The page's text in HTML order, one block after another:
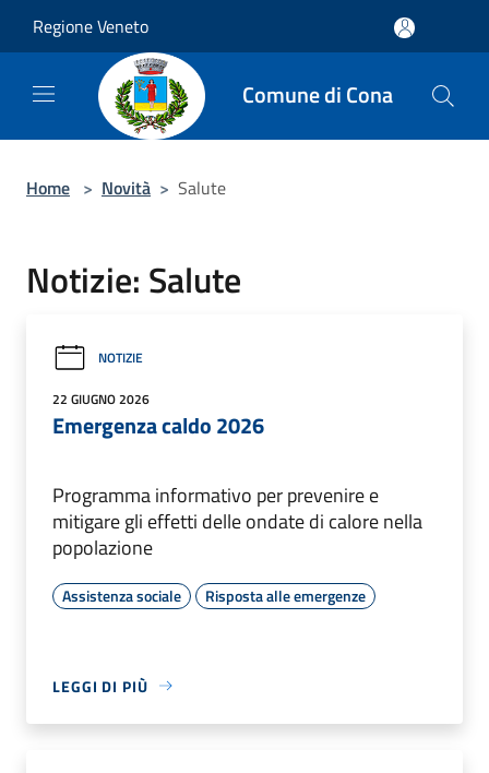
Regione Veneto
Comune di Cona
Home > Novità > Salute
Notizie: Salute
NOTIZIE
22 GIUGNO 2026
Emergenza caldo 2026
Programma informativo per prevenire e
mitigare gli effetti delle ondate di calore nella
popolazione
Assistenza sociale Risposta alle emergenze
LEGGI DI PIÙ